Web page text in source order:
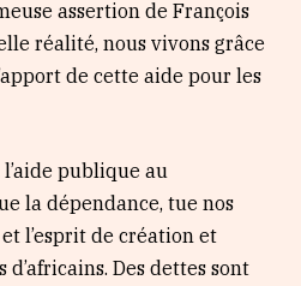
assertion de François
réalité, nous vivons grâce
de cette aide pour les
publique au
la dépendance, tue nos
l’esprit de création et
Des dettes sont